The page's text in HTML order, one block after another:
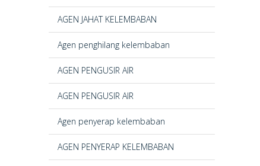
AGEN JAHAT KELEMBABAN
Agen penghilang kelembaban
AGEN PENGUSIR AIR
AGEN PENGUSIR AIR
Agen penyerap kelembaban
AGEN PENYERAP KELEMBABAN